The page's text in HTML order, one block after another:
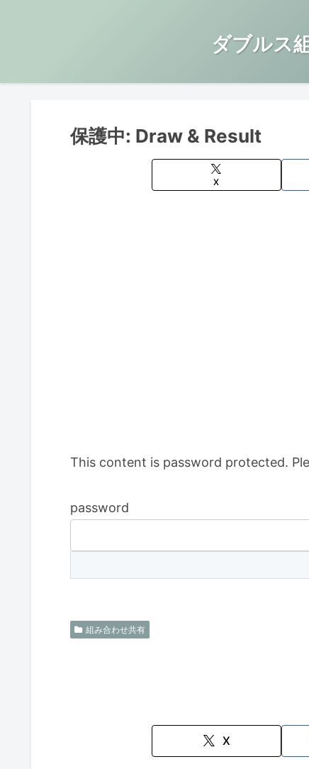
ダブルス
保護中: Draw & Result
X
This content is password protected.
password
組み合わせ共有
X